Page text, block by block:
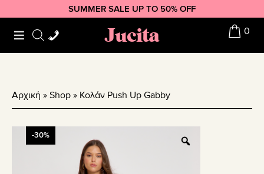
to
primary
to
main
to
footer
SUMMER SALE UP TO 50% OFF
Jucita 0
Αρχική » Shop » Κολάν Push Up Gabby
-30%